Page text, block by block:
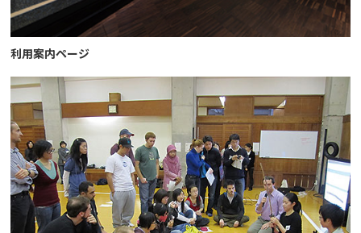
利用案内ページ